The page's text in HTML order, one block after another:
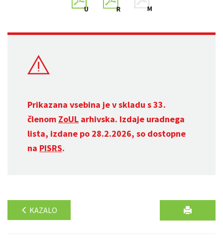
Prikazana vsebina je v skladu s 33.
členom ZoUL arhivska. Izdaje uradnega
lista, izdane po 28.2.2026, so dostopne
na PISRS.
KAZALO